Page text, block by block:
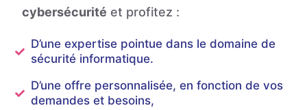
cybersécurité et profitez :
D’une expertise pointue dans le domaine de
sécurité informatique.
D’une offre personnalisée, en fonction de vos
demandes et besoins,